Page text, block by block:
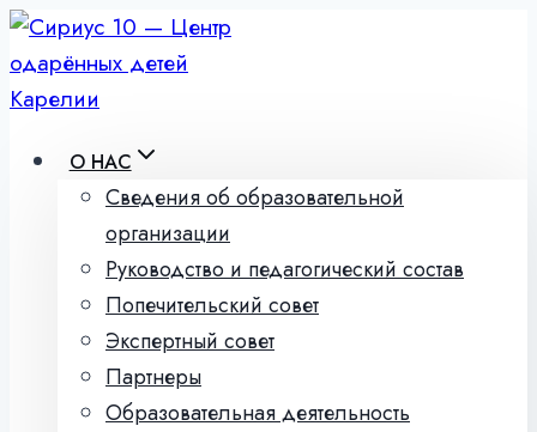
Перейти
к
содержимому
О НАС
Сведения об образовательной
организации
Руководство и педагогический состав
Попечительский совет
Экспертный совет
Партнеры
Образовательная деятельность